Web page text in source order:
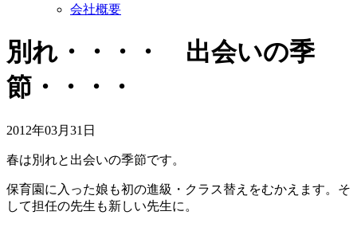
会社概要
別れ・・・・ 出会いの季
節・・・・
2012年03月31日
春は別れと出会いの季節です。
保育園に入った娘も初の進級・クラス替えをむかえます。そ
して担任の先生も新しい先生に。